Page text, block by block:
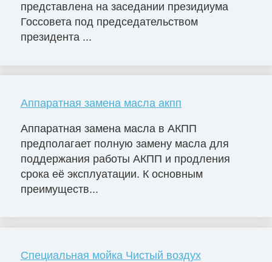
представлена на заседании президиума
Госсовета под председательством
президента ...
Аппаратная замена масла акпп
Аппаратная замена масла в АКПП
предполагает полную замену масла для
поддержания работы АКПП и продления
срока её эксплуатации. К основным
преимуществ...
Специальная мойка Чистый воздух